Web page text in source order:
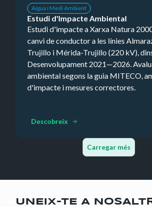
Aigua i Medi Ambient
Estudi d'Impacte Ambiental
Estudi d'impacte a Xarxa Natura
canvi de conductor a les línies
Trujillo i Mérida-Trujillo (220 kV),
Desenvolupament 2021—2026.
ambiental segons la guia MITECO,
d'impacte i mesures correctores.
Descobreix
Carregar més
UNEIX-TE A